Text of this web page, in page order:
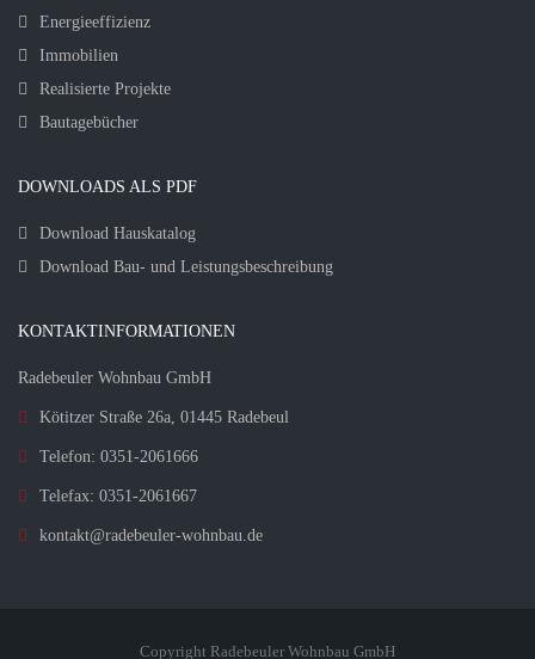
Energieeffizienz
Immobilien
Realisierte Projekte
Bautagebücher
DOWNLOADS ALS PDF
Download Hauskatalog
Download Bau- und Leistungsbeschreibung
KONTAKTINFORMATIONEN
Radebeuler Wohnbau GmbH
Kötitzer Straße 26a, 01445 Radebeul
Telefon: 0351-2061666
Telefax: 0351-2061667
kontakt@radebeuler-wohnbau.de
Copyright Radebeuler Wohnbau GmbH